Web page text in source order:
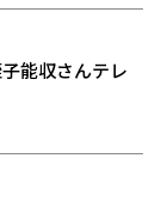
能収さんテレ